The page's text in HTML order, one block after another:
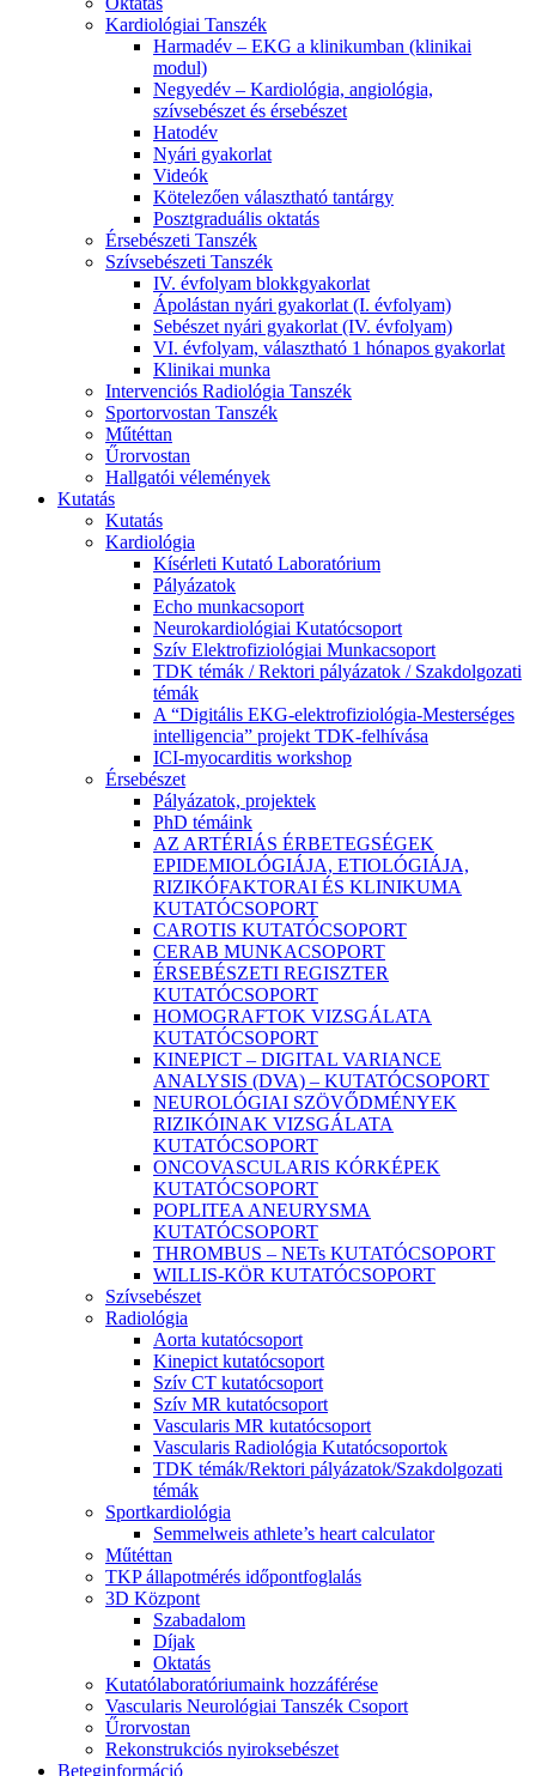
Kardiológiai Tanszék
Harmadév – EKG a klinikumban (klinikai
modul)
Negyedév – Kardiológia, angiológia,
szívsebészet és érsebészet
Hatodév
Nyári gyakorlat
Videók
Kötelezően választható tantárgy
Posztgraduális oktatás
Érsebészeti Tanszék
Szívsebészeti Tanszék
IV. évfolyam blokkgyakorlat
Ápolástan nyári gyakorlat (I. évfolyam)
Sebészet nyári gyakorlat (IV. évfolyam)
VI. évfolyam, választható 1 hónapos gyakorlat
Klinikai munka
Intervenciós Radiológia Tanszék
Sportorvostan Tanszék
Műtéttan
Űrorvostan
Hallgatói vélemények
Kutatás
Kutatás
Kardiológia
Kísérleti Kutató Laboratórium
Pályázatok
Echo munkacsoport
Neurokardiológiai Kutatócsoport
Szív Elektrofiziológiai Munkacsoport
TDK témák / Rektori pályázatok / Szakdolgozati
témák
A “Digitális EKG-elektrofiziológia-Mesterséges
intelligencia” projekt TDK-felhívása
ICI-myocarditis workshop
Érsebészet
Pályázatok, projektek
PhD témáink
AZ ARTÉRIÁS ÉRBETEGSÉGEK
EPIDEMIOLÓGIÁJA, ETIOLÓGIÁJA,
RIZIKÓFAKTORAI ÉS KLINIKUMA
KUTATÓCSOPORT
CAROTIS KUTATÓCSOPORT
CERAB MUNKACSOPORT
ÉRSEBÉSZETI REGISZTER
KUTATÓCSOPORT
HOMOGRAFTOK VIZSGÁLATA
KUTATÓCSOPORT
KINEPICT – DIGITAL VARIANCE
ANALYSIS (DVA) – KUTATÓCSOPORT
NEUROLÓGIAI SZÖVŐDMÉNYEK
RIZIKÓINAK VIZSGÁLATA
KUTATÓCSOPORT
ONCOVASCULARIS KÓRKÉPEK
KUTATÓCSOPORT
POPLITEA ANEURYSMA
KUTATÓCSOPORT
THROMBUS – NETs KUTATÓCSOPORT
WILLIS-KÖR KUTATÓCSOPORT
Szívsebészet
Radiológia
Aorta kutatócsoport
Kinepict kutatócsoport
Szív CT kutatócsoport
Szív MR kutatócsoport
Vascularis MR kutatócsoport
Vascularis Radiológia Kutatócsoportok
TDK témák/Rektori pályázatok/Szakdolgozati
témák
Sportkardiológia
Semmelweis athlete’s heart calculator
Műtéttan
TKP állapotmérés időpontfoglalás
3D Központ
Szabadalom
Díjak
Oktatás
Kutatólaboratóriumaink hozzáférése
Vascularis Neurológiai Tanszék Csoport
Űrorvostan
Rekonstrukciós nyiroksebészet
Beteginformáció